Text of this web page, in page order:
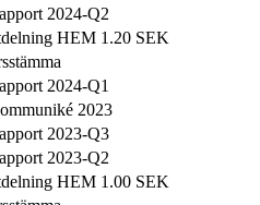
2024-Q2
HEM 1.20 SEK
2024-Q1
2023
2023-Q3
2023-Q2
HEM 1.00 SEK